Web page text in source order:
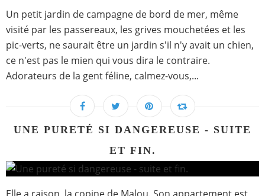
Un petit jardin de campagne de bord de mer, même
visité par les passereaux, les grives mouchetées et les
pic-verts, ne saurait être un jardin s'il n'y avait un chien,
ce n'est pas le mien qui vous dira le contraire.
Adorateurs de la gent féline, calmez-vous,...
UNE PURETÉ SI DANGEREUSE - SUITE
ET FIN.